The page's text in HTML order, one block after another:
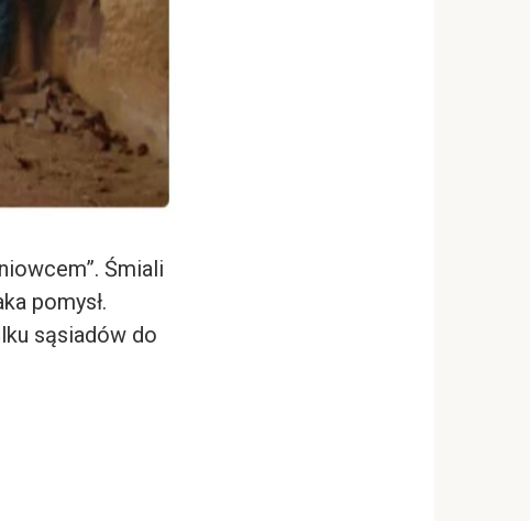
Śmiali
pomysł.
sąsiadów do